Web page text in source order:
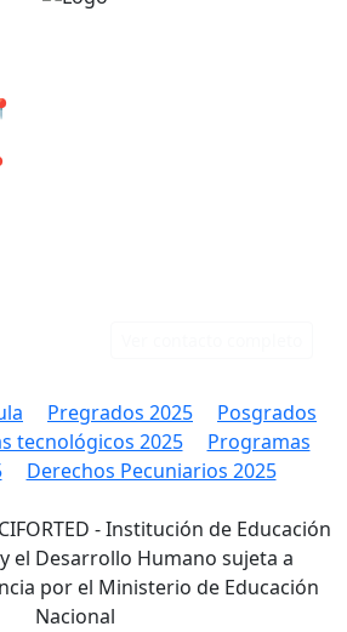
Cali - San Bosco
- Barrio Popular
Tumaco - Nariño
Pregrados 2025
Posgrados
tecnológicos 2025
Programas
Derechos Pecuniarios 2025
- Institución de Educación
el Desarrollo Humano sujeta a
por el Ministerio de Educación
Nacional